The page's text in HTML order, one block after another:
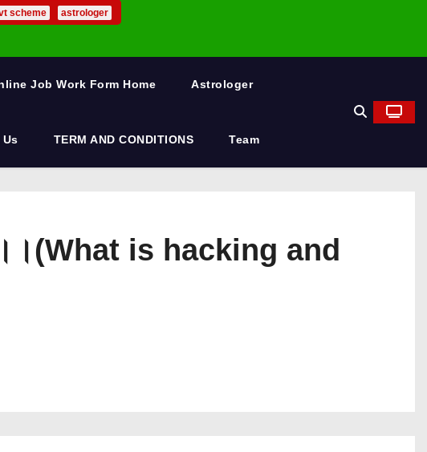
scheme astrologer
Job Work Form Home Astrologer
TERM AND CONDITIONS Team
is hacking and